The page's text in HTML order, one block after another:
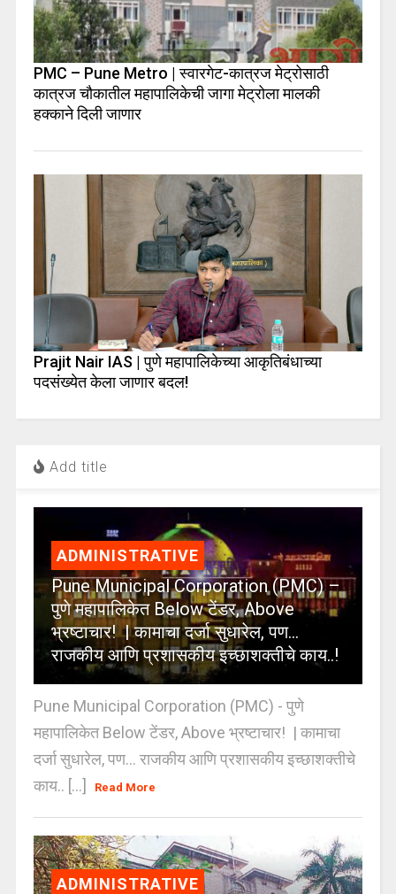
PMC – Pune Metro | स्वारगेट-कात्रज मेट्रोसाठी
कात्रज चौकातील महापालिकेची जागा मेट्रोला मालकी
हक्काने दिली जाणार
Prajit Nair IAS | पुणे महापालिकेच्या आकृतिबंधाच्या
पदसंख्येत केला जाणार बदल!
Add title
ADMINISTRATIVE
Pune Municipal Corporation (PMC) –
पुणे महापालिकेत Below टेंडर, Above
भ्रष्टाचार! | कामाचा दर्जा सुधारेल, पण…
राजकीय आणि प्रशासकीय इच्छाशक्तीचे काय..!
Pune Municipal Corporation (PMC) - पुणे
महापालिकेत Below टेंडर, Above भ्रष्टाचार! | कामाचा
दर्जा सुधारेल, पण… राजकीय आणि प्रशासकीय इच्छाशक्तीचे
काय.. [...]
Read More
ADMINISTRATIVE